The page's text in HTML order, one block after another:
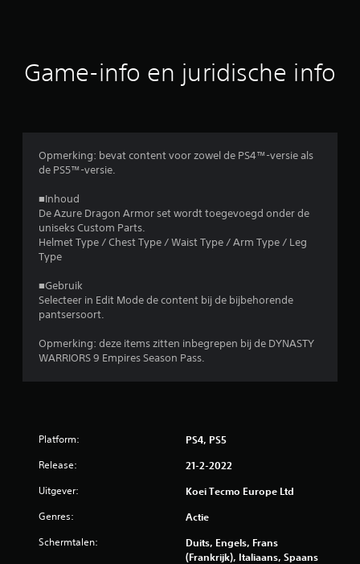
b
o
d
e
i
n
s
Game-info en juridische info
Opmerking: bevat content voor zowel de PS4™-versie als
de PS5™-versie.
■Inhoud
De Azure Dragon Armor set wordt toegevoegd onder de
uniseks Custom Parts.
Helmet Type / Chest Type / Waist Type / Arm Type / Leg
Type
■Gebruik
Selecteer in Edit Mode de content bij de bijbehorende
pantsersoort.
Opmerking: deze items zitten inbegrepen bij de DYNASTY
WARRIORS 9 Empires Season Pass.
Platform: PS4, PS5
Release: 21-2-2022
Uitgever: Koei Tecmo Europe Ltd
Genres: Actie
Schermtalen:
Duits, Engels, Frans
(Frankrijk), Italiaans, Spaans